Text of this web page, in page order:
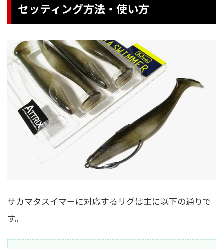
セッティング方法・使い方
サカマタスイマーに対応するリグは主に以下の通りで
す。